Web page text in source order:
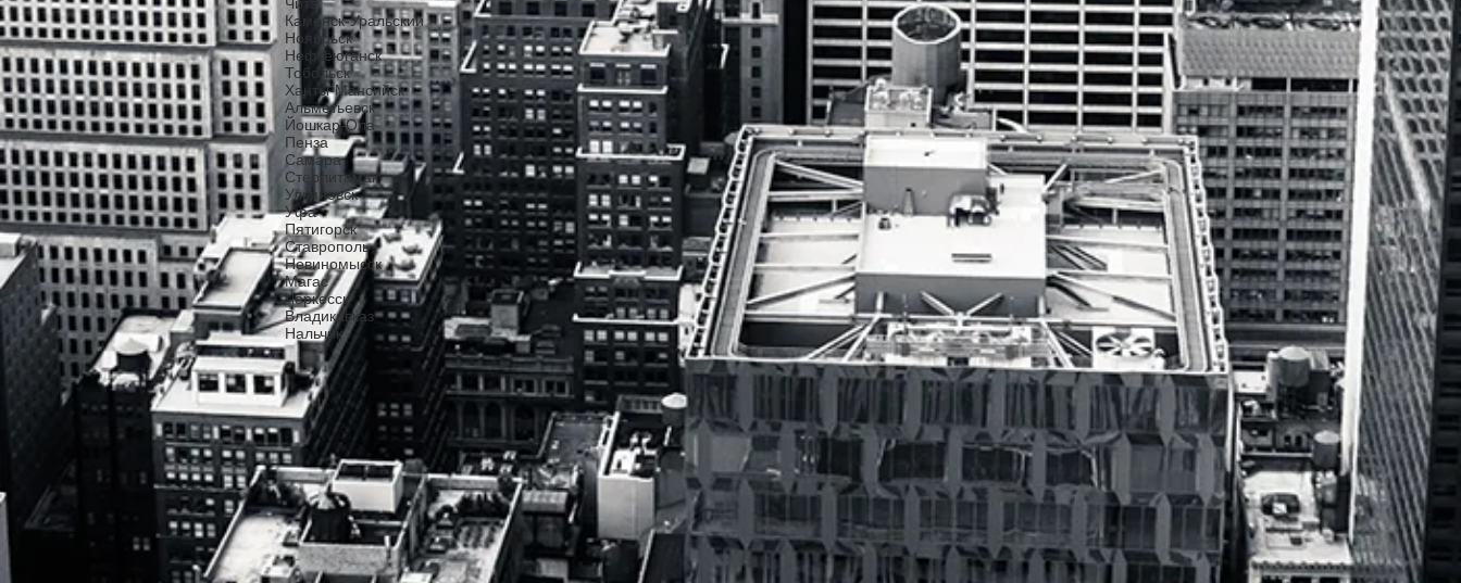
Каменск-Уральский
Ноябрьск
Нефтеюганск
Тобольск
Ханты-Мансийск
Альметьевск
Йошкар-Ола
Пенза
Самара
Стерлитамак
Ульяновск
Уфа
Пятигорск
Ставрополь
Невиномысск
Магас
Черкесск
Владикавказ
Нальчик